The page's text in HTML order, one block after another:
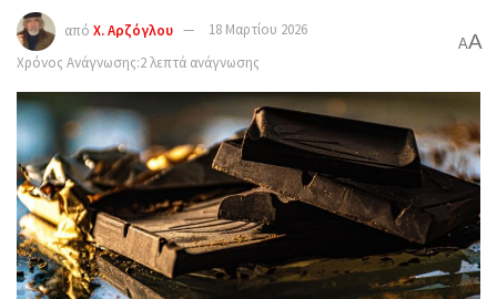
από Χ. Αρζόγλου
18 Μαρτίου 2026
Χρόνος Ανάγνωσης:2 λεπτά ανάγνωσης
AA